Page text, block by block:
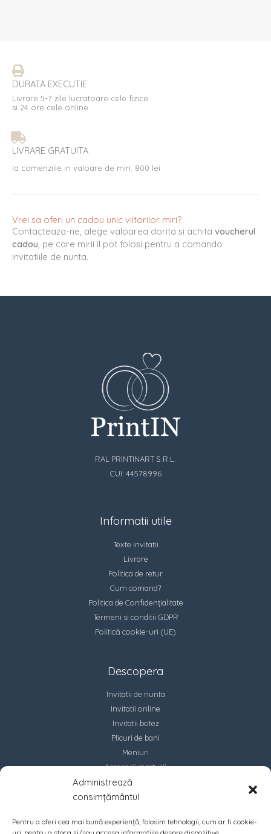
Administrează
consimțământul
Pentru a oferi cea mai bună experiență, folosim tehnologii, cum ar fi cookie-
DURATA EXECUTIE
Livrare 5-7 zile lucratoare cele fizice
si 24 ore cele online
LIVRARE GRATUITA
la comenziile in valoare de min. 800 lei
Vrei sa oferi un cadou unic viitorilor miri?
Contacteaza-ne, alege valoarea dorita si achita voucherul
cadou , pe care mirii il pot folosi pentru a comanda
invitatiile de nunta.
RAL PRINTINART S.R.L.
CUI: 44578996
Informatii utile
Texte invitatii
Livrare
Politica de retur
Cum comand?
Politica de Confidențialitate
Termeni si conditii GDPR
Politică cookie-uri (UE)
Descopera
Invitatii de nunta
Invitatii online
Invitatii botez
Plicuri de bani
Meniuri
Accesorii marturii
Contact